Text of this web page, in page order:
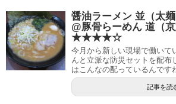
醤油ラーメン 並（太麺
@豚骨らーめん 道（
★★★★☆
今月から新しい現場で働いて
んと立派な防災セットを配布
はこんなの配っているんです
記事を読